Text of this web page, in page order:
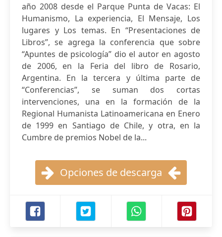
año 2008 desde el Parque Punta de Vacas: El
Humanismo, La experiencia, El Mensaje, Los
lugares y Los temas. En “Presentaciones de
Libros”, se agrega la conferencia que sobre
“Apuntes de psicología” dio el autor en agosto
de 2006, en la Feria del libro de Rosario,
Argentina. En la tercera y última parte de
“Conferencias”, se suman dos cortas
intervenciones, una en la formación de la
Regional Humanista Latinoamericana en Enero
de 1999 en Santiago de Chile, y otra, en la
Cumbre de premios Nobel de la...
Opciones de descarga